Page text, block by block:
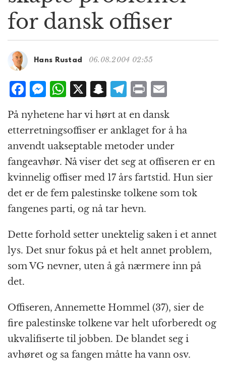
a
t
i
n
for dansk offiser
Hans Rustad 06.08.2004 02:55
F
a
c
e
b
o
o
k
M
ss
e
n
g
e
r
W
h
at
s
A
p
p
X S
a
p
c
h
at
T
e
g
r
a
m
P
ri
n
t
ai
l
På nyhetene har vi hørt at en dansk
etterretningsoffiser er anklaget for å ha
anvendt uakseptable metoder under
fangeavhør. Nå viser det seg at offiseren er en
kvinnelig offiser med 17 års fartstid. Hun sier
det er de fem palestinske tolkene som tok
fangenes parti, og nå tar hevn.
Dette forhold setter unektelig saken i et annet
lys. Det snur fokus på et helt annet problem,
som VG nevner, uten å gå nærmere inn på
det.
Offiseren, Annemette Hommel (37), sier de
fire palestinske tolkene var helt uforberedt og
ukvalifiserte til jobben. De blandet seg i
avhøret og sa fangen måtte ha vann osv.